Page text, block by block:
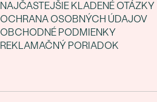
NAJČASTEJŠIE KLADENÉ OTÁZKY
OCHRANA OSOBNÝCH ÚDAJOV
OBCHODNÉ PODMIENKY
REKLAMAČNÝ PORIADOK